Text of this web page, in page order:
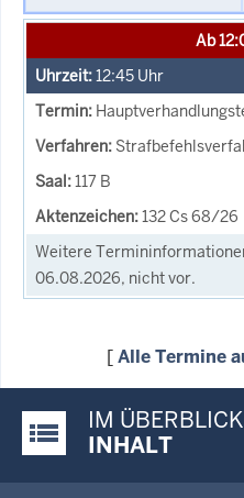
Ab
12:45 Uhr
117 B
132 Cs 68/26
Weitere
06.08.2026, nicht vor.
[Alle Termine
Justiz-Portal im
IM ÜBERBLICK
INHALT